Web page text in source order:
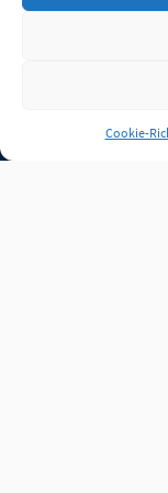
Cookie-
Jobs